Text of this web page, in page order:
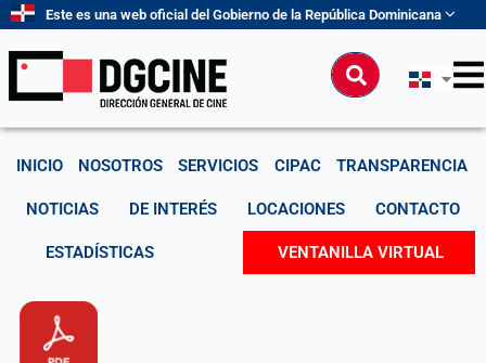
contenido
Este es una web oficial del Gobierno de la República Dominicana
Buscar
INICIO NOSOTROS SERVICIOS CIPAC TRANSPARENCIA
NOTICIAS DE INTERÉS LOCACIONES CONTACTO
ESTADÍSTICAS VENTANILLA VIRTUAL